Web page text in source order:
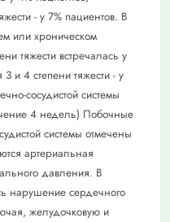
- у 7% пациентов. В
или хроническом
тяжести встречалась у
и 4 степени тяжести - у
сосудистой системы
4 недель) Побочные
системы отмечены
артериальная
давления. В
нарушение сердечного
желудочковую и